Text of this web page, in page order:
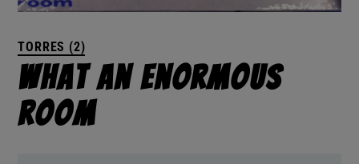
TORRES (2)
What An Enormous
Room